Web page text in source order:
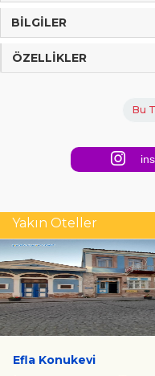
BILGILER
ÖZELLIKLER
Bu
Yakın Oteller
Efla Konukevi